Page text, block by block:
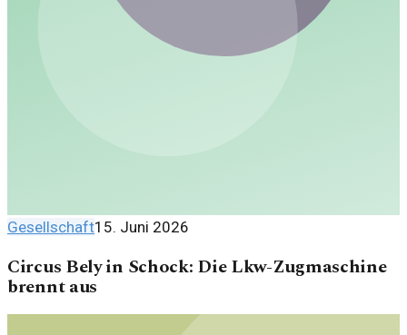
Gesellschaft15. Juni 2026
Circus Bely in Schock: Die Lkw-Zugmaschine
brennt aus